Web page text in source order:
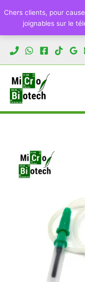
Chers clients, pour
joignables sur le
épicrânienne
TOP
MED